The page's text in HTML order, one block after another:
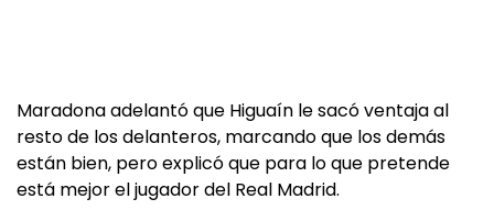
Maradona adelantó que Higuaín le sacó ventaja al
resto de los delanteros, marcando que los demás
están bien, pero explicó que para lo que pretende
está mejor el jugador del Real Madrid.